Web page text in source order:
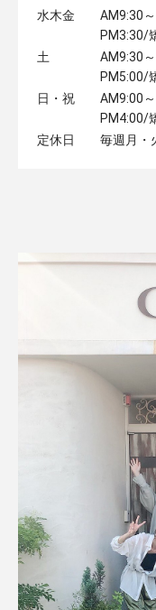
水木金
AM9:30
PM3:30/
土
AM9:30
PM5:00/
日・祝
AM9:00
PM4:00/
定休日
毎週月・